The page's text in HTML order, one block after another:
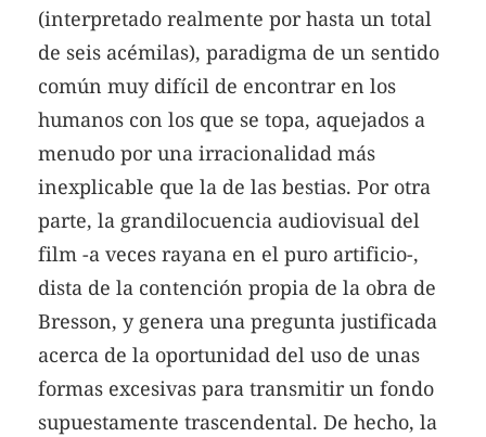
(interpretado realmente por hasta un total
de seis acémilas), paradigma de un sentido
común muy difícil de encontrar en los
humanos con los que se topa, aquejados a
menudo por una irracionalidad más
inexplicable que la de las bestias. Por otra
parte, la grandilocuencia audiovisual del
film -a veces rayana en el puro artificio-,
dista de la contención propia de la obra de
Bresson, y genera una pregunta justificada
acerca de la oportunidad del uso de unas
formas excesivas para transmitir un fondo
supuestamente trascendental. De hecho, la